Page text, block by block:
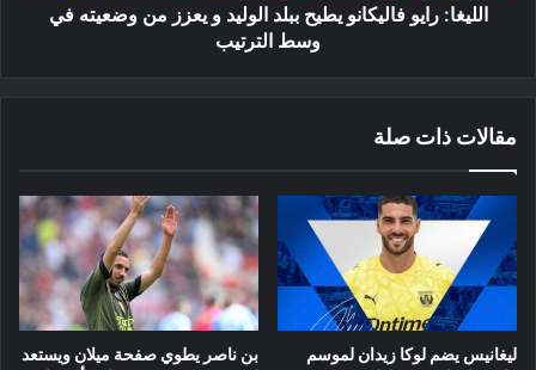
وضعيتهالليغا: رايو فاليكانو يطيح ببلد الوليد و يعزز من وضعيته في
وسط الترتيب
مقالات ذات صلة
ليغانيس يضم لوكا زيدان لموسم
بن ناصر يطوي صفحة ميلان ويستعد